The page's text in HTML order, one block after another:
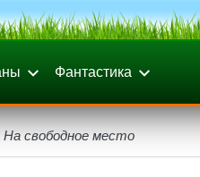
Фантастика
На свободное место